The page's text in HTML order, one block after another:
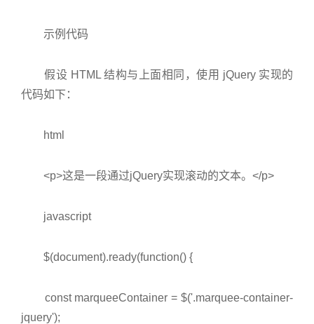
示例代码
假设 HTML 结构与上面相同，使用 jQuery 实现的
代码如下：
html
<p>这是一段通过jQuery实现滚动的文本。 </p>
javascript
$(document).ready(function() {
const marqueeContainer = $('.marquee-container-
jquery');